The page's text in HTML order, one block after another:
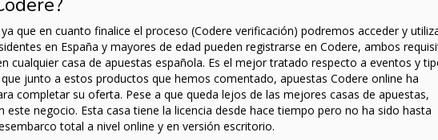
que en cuanto finalice el proceso (Codere verificación) podremos acceder y
en España y mayores de edad pueden registrarse en Codere, ambos
cualquier casa de apuestas española. Es el mejor tratado respecto a eventos y
junto a estos productos que hemos comentado, apuestas Codere online ha
completar su oferta. Pese a que queda lejos de las mejores casas de apuestas,
negocio. Esta casa tiene la licencia desde hace tiempo pero no ha sido hasta
total a nivel online y en versión escritorio.